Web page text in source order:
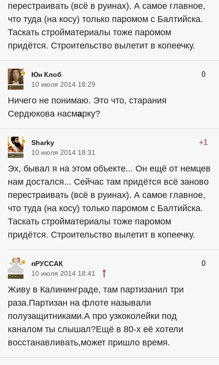
перестраивать (всё в руинах). А самое главное,
что туда (на косу) только паромом с Балтийска.
Таскать стройматериалы тоже паромом
придётся. Строительство вылетит в копеечку.
Юн Клоб 0
10 июля 2014 18:29
Ничего не понимаю. Это что, старания
Сердюкова насмарку?
Sharky +1
10 июля 2014 18:31
Эх, бывал я на этом объекте... Он ещё от немцев
нам достался... Сейчас там придётся всё заново
перестраивать (всё в руинах). А самое главное,
что туда (на косу) только паромом с Балтийска.
Таскать стройматериалы тоже паромом
придётся. Строительство вылетит в копеечку.
пРУССАК 0
10 июля 2014 18:41
Живу в Калининграде, там партизанил три
раза.Партизан на флоте называли
полузащитниками.А про узкоколейки под
каналом ты слышал?Ещё в 80-х её хотели
восстанавливать,может пришло время.